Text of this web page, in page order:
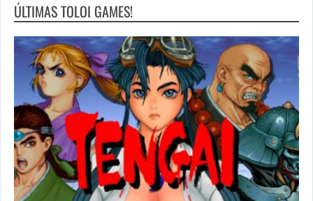
ÚLTIMAS TOLOI GAMES!